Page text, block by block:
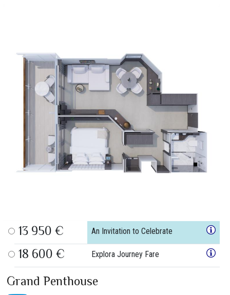
13 950 € An Invitation to Celebrate
18 600 € Explora Journey Fare
Grand Penthouse